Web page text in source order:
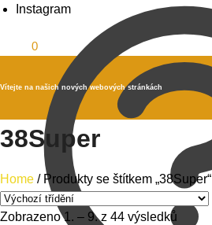
Instagram
0
Vítejte na našich nových webových stránkách
38Super
Home / Produkty se štítkem „38Super“
Zobrazeno 1. – 9. z 44 výsledků